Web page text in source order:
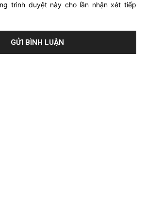
trình duyệt này cho lần nhận xét tiếp